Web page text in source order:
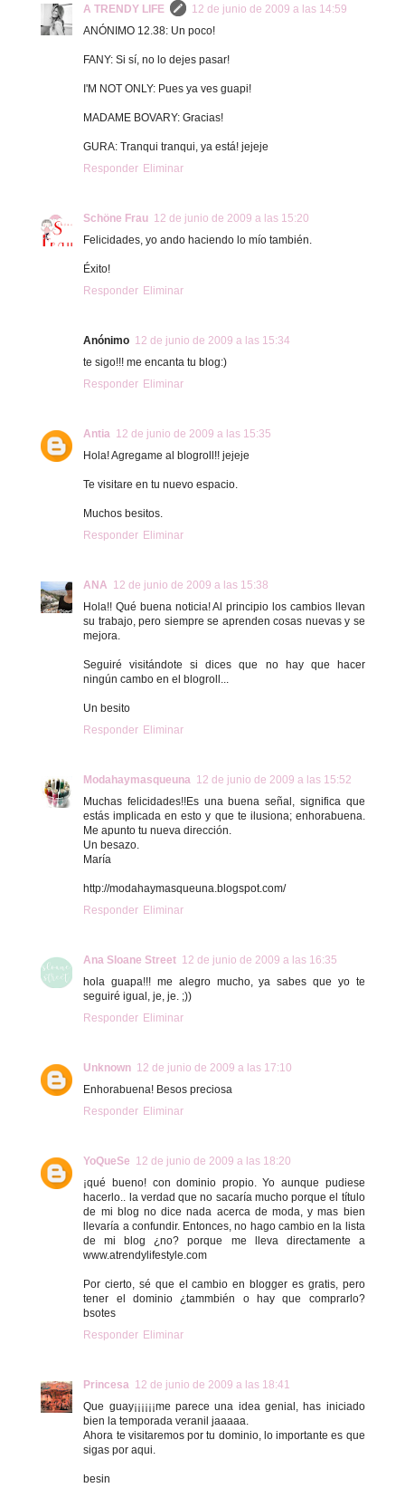
A TRENDY LIFE
12 de junio de 2009 a las 14:59
ANÓNIMO 12.38: Un poco!
FANY: Si sí, no lo dejes pasar!
I'M NOT ONLY: Pues ya ves guapi!
MADAME BOVARY: Gracias!
GURA: Tranqui tranqui, ya está! jejeje
Responder Eliminar
Schöne Frau 12 de junio de 2009 a las 15:20
Felicidades, yo ando haciendo lo mío también.
Éxito!
Responder Eliminar
Anónimo 12 de junio de 2009 a las 15:34
te sigo!!! me encanta tu blog:)
Responder Eliminar
Antia 12 de junio de 2009 a las 15:35
Hola! Agregame al blogroll!! jejeje
Te visitare en tu nuevo espacio.
Muchos besitos.
Responder Eliminar
ANA 12 de junio de 2009 a las 15:38
Hola!! Qué buena noticia! Al principio los cambios llevan
su trabajo, pero siempre se aprenden cosas nuevas y se
mejora.
Seguiré visitándote si dices que no hay que hacer
ningún cambo en el blogroll...
Un besito
Responder Eliminar
Modahaymasqueuna 12 de junio de 2009 a las 15:52
Muchas felicidades!!Es una buena señal, significa que
estás implicada en esto y que te ilusiona; enhorabuena.
Me apunto tu nueva dirección.
Un besazo.
María
http://modahaymasqueuna.blogspot.com/
Responder Eliminar
Ana Sloane Street 12 de junio de 2009 a las 16:35
hola guapa!!! me alegro mucho, ya sabes que yo te
seguiré igual, je, je. ;))
Responder Eliminar
Unknown 12 de junio de 2009 a las 17:10
Enhorabuena! Besos preciosa
Responder Eliminar
YoQueSe 12 de junio de 2009 a las 18:20
¡qué bueno! con dominio propio. Yo aunque pudiese
hacerlo.. la verdad que no sacaría mucho porque el título
de mi blog no dice nada acerca de moda, y mas bien
llevaría a confundir. Entonces, no hago cambio en la lista
de mi blog ¿no? porque me lleva directamente a
www.atrendylifestyle.com
Por cierto, sé que el cambio en blogger es gratis, pero
tener el dominio ¿tammbién o hay que comprarlo?
bsotes
Responder Eliminar
Princesa 12 de junio de 2009 a las 18:41
Que guay¡¡¡¡¡¡me parece una idea genial, has iniciado
bien la temporada veranil jaaaaa.
Ahora te visitaremos por tu dominio, lo importante es que
sigas por aqui.
besin